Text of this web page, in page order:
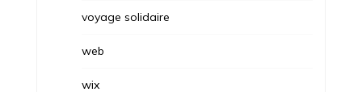
voyage solidaire
web
wix